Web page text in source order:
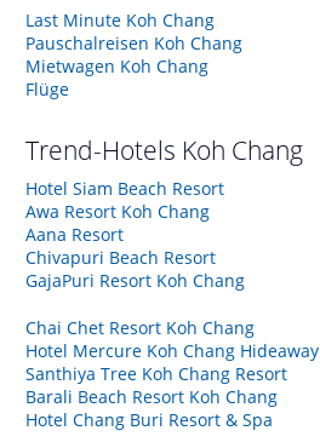
Last Minute Koh Chang
Pauschalreisen Koh Chang
Mietwagen Koh Chang
Flüge
Trend-Hotels Koh Chang
Hotel Siam Beach Resort
Awa Resort Koh Chang
Aana Resort
Chivapuri Beach Resort
GajaPuri Resort Koh Chang
Chai Chet Resort Koh Chang
Hotel Mercure Koh Chang Hideaway
Santhiya Tree Koh Chang Resort
Barali Beach Resort Koh Chang
Hotel Chang Buri Resort & Spa